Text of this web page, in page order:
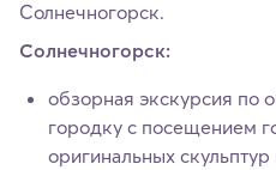
Солнечногорск.
Солнечногорск:
обзорная экскурсия по
городку с посещением
оригинальных